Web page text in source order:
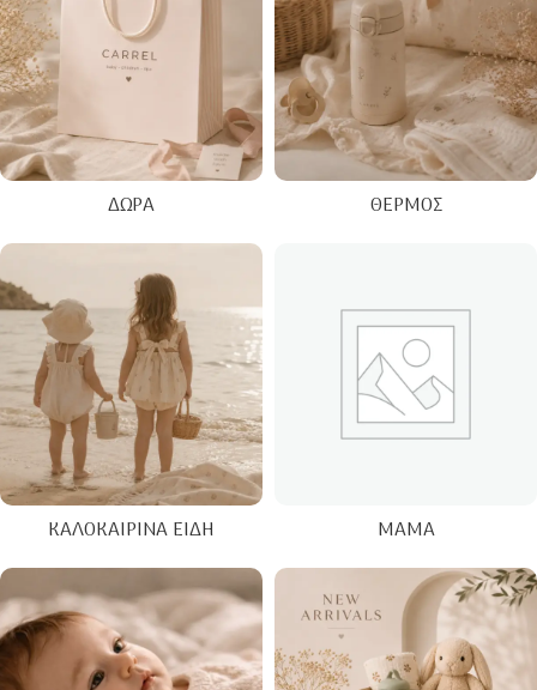
ΔΏΡΑ ΘΕΡΜΌΣ
ΚΑΛΟΚΑΙΡΙΝΑ ΕΊΔΗ ΜΑΜΆ